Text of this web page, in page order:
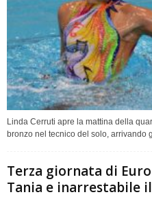
Linda Cerruti apre la mattina della
bronzo nel tecnico del solo, arrivando
Terza giornata di
Tania e inarrestabile